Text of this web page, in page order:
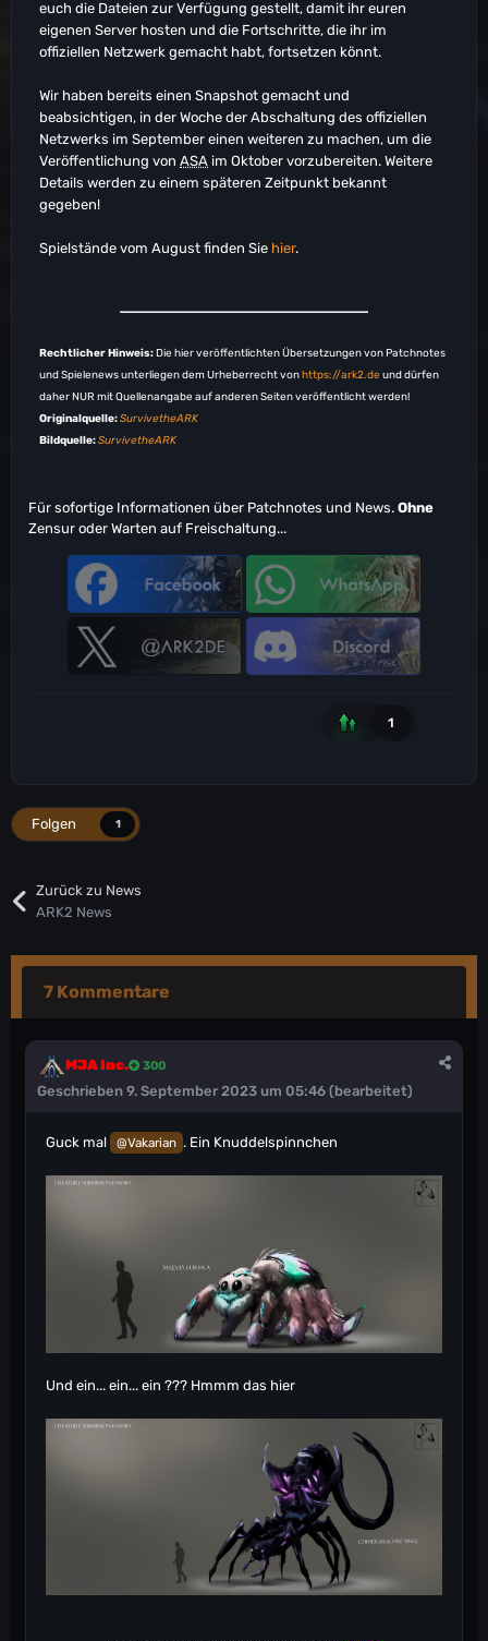
euch die Dateien zur Verfügung gestellt, damit ihr euren
eigenen Server hosten und die Fortschritte, die ihr im
offiziellen Netzwerk gemacht habt, fortsetzen könnt.
Wir haben bereits einen Snapshot gemacht und
beabsichtigen, in der Woche der Abschaltung des offiziellen
Netzwerks im September einen weiteren zu machen, um die
Veröffentlichung von ASA im Oktober vorzubereiten. Weitere
Details werden zu einem späteren Zeitpunkt bekannt
gegeben!
Spielstände vom August finden Sie hier.
Rechtlicher Hinweis:Die hier veröffentlichten Übersetzungen von Patchnotes
und Spielenews unterliegen dem Urheberrecht vonhttps://ark2.de und dürfen
daher NUR mit Quellenangabe auf anderen Seiten veröffentlicht werden!
Originalquelle:SurvivetheARK
Bildquelle:SurvivetheARK
Für sofortige Informationen über Patchnotes und News. Ohne
Zensur oder Warten auf Freischaltung...
1
Folgen 1
Zurück zu News
ARK2 News
7 Kommentare
MJA Inc. 300
Geschrieben 9. September 2023 um 05:46 (bearbeitet)
Guck mal @Vakarian . Ein Knuddelspinnchen
Und ein... ein... ein ??? Hmmm das hier